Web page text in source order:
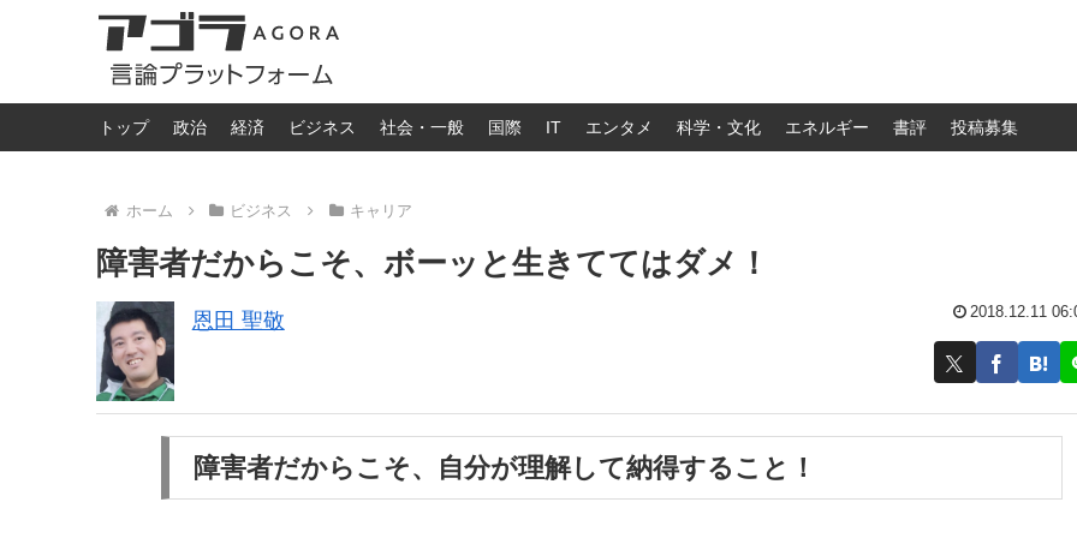
トップ 政治 経済 ビジネス 社会・一般 国際 IT エンタメ 科学・文化 エネルギー 書評 投稿募集
ホーム ビジネス キャリア
障害者だからこそ、ボーッと生きててはダメ！
恩田 聖敬 2018.12.11
障害者だからこそ、自分が理解して納得すること！